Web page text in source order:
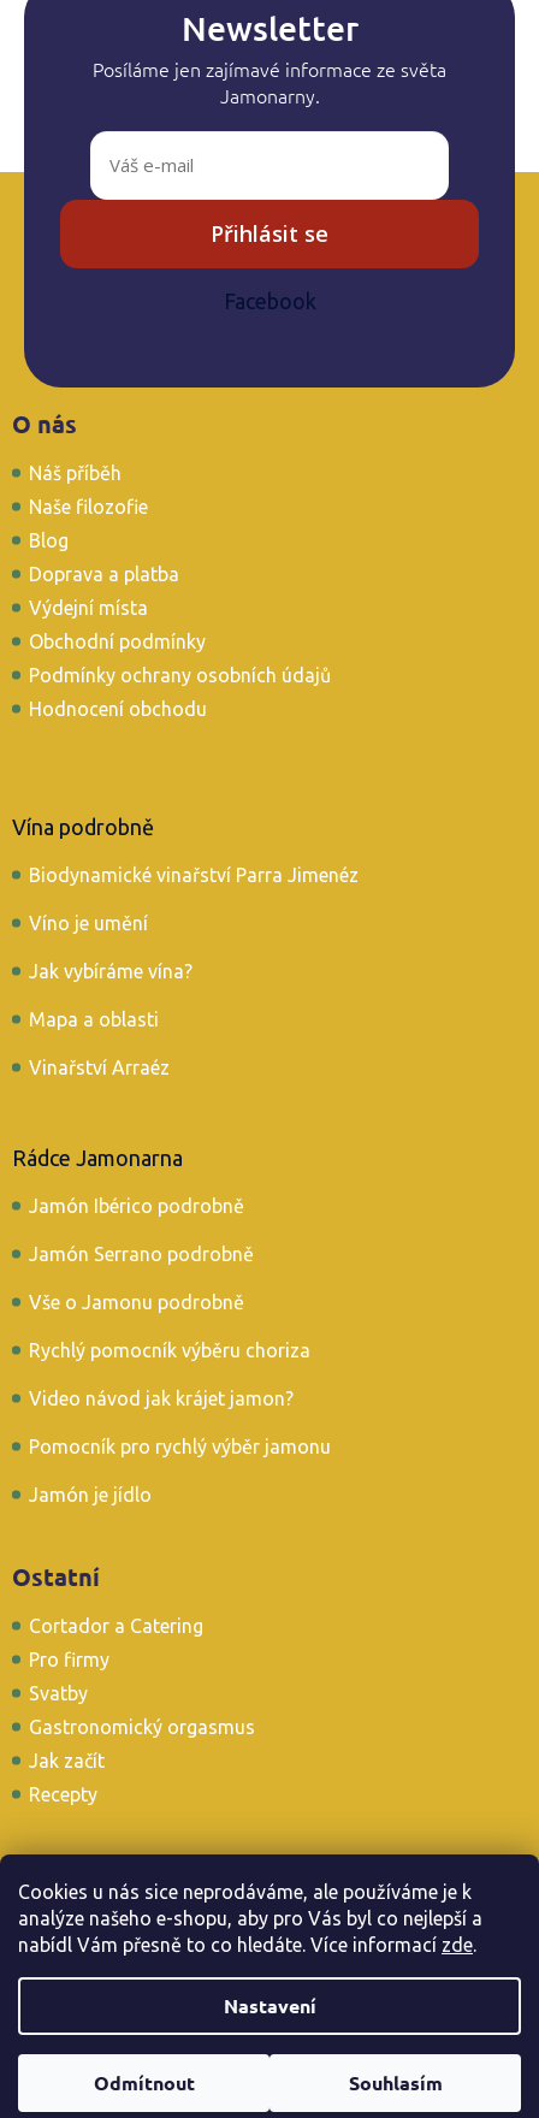
Cookies u nás sice neprodáváme, ale používáme je k
analýze našeho e-shopu, aby pro Vás byl co nejlepší a
nabídl Vám přesně to co hledáte. Více informací zde.
Nastavení
Odmítnout Souhlasím
Newsletter
Posíláme jen zajímavé informace ze světa
Jamonarny.
Přihlásit se
Facebook
O nás
Náš příběh
Naše filozofie
Blog
Doprava a platba
Výdejní místa
Obchodní podmínky
Podmínky ochrany osobních údajů
Hodnocení obchodu
Vína podrobně
Biodynamické vinařství Parra Jimenéz
Víno je umění
Jak vybíráme vína?
Mapa a oblasti
Vinařství Arraéz
Rádce Jamonarna
Jamón Ibérico podrobně
Jamón Serrano podrobně
Vše o Jamonu podrobně
Rychlý pomocník výběru choriza
Video návod jak krájet jamon?
Pomocník pro rychlý výběr jamonu
Jamón je jídlo
Ostatní
Cortador a Catering
Pro firmy
Svatby
Gastronomický orgasmus
Jak začít
Recepty
Stavte se i u nás v Tapas Baru
Copyright 2026Jamonarna.cz. Všechna práva vyhrazena.